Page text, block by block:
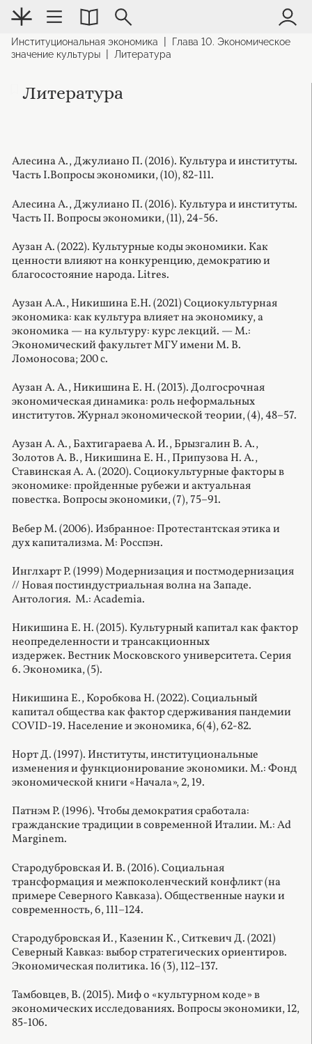
Институциональная экономика
Глава 10. Экономическое
значение культуры
Литература
Литература
Алесина А., Джулиано П. (2016). Культура и институты.
Часть I.Вопросы экономики, (10), 82-111.
Алесина А., Джулиано П. (2016). Культура и институты.
Часть II. Вопросы экономики, (11), 24-56.
Аузан А. (2022). Культурные коды экономики. Как
ценности влияют на конкуренцию, демократию и
благосостояние народа. Litres.
Аузан А.А., Никишина Е.Н. (2021) Социокультурная
экономика: как культура влияет на экономику, а
экономика — на культуру: курс лекций. — М.:
Экономический факультет МГУ имени М. В.
Ломоносова; 200 с.
Аузан А. А., Никишина Е. Н. (2013). Долгосрочная
экономическая динамика: роль неформальных
институтов. Журнал экономической теории, (4), 48–57.
Аузан А. А., Бахтигараева А. И., Брызгалин В. А.,
Золотов А. В., Никишина Е. Н., Припузова Н. А.,
Ставинская А. А. (2020). Социокультурные факторы в
экономике: пройденные рубежи и актуальная
повестка. Вопросы экономики, (7), 75–91.
Вебер М. (2006). Избранное: Протестантская этика и
дух капитализма. М: Росспэн.
Инглхарт Р. (1999) Модернизация и постмодернизация
// Новая постиндустриальная волна на Западе.
Антология. М.: Academia.
Никишина Е. Н. (2015). Культурный капитал как фактор
неопределенности и трансакционных
издержек. Вестник Московского университета. Серия
6. Экономика, (5).
Никишина Е., Коробкова Н. (2022). Социальный
капитал общества как фактор сдерживания пандемии
COVID-19. Население и экономика, 6(4), 62-82.
Норт Д. (1997). Институты, институциональные
изменения и функционирование экономики. М.: Фонд
экономической книги «Начала», 2, 19.
Патнэм Р. (1996). Чтобы демократия сработала:
гражданские традиции в современной Италии. М.: Ad
Marginem.
Стародубровская И. В. (2016). Социальная
трансформация и межпоколенческий конфликт (на
примере Северного Кавказа). Общественные науки и
современность, 6, 111–124.
Стародубровская И., Казенин К., Ситкевич Д. (2021)
Северный Кавказ: выбор стратегических ориентиров.
Экономическая политика. 16 (3), 112–137.
Тамбовцев, В. (2015). Миф о «культурном коде» в
экономических исследованиях. Вопросы экономики, 12,
85-106.